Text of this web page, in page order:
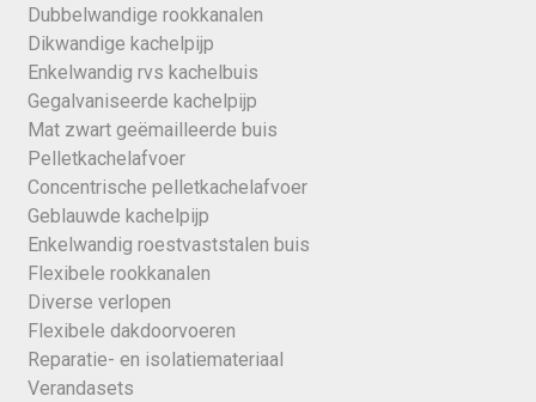
Dubbelwandige rookkanalen
Dikwandige kachelpijp
Enkelwandig rvs kachelbuis
Gegalvaniseerde kachelpijp
Mat zwart geëmailleerde buis
Pelletkachelafvoer
Concentrische pelletkachelafvoer
Geblauwde kachelpijp
Enkelwandig roestvaststalen buis
Flexibele rookkanalen
Diverse verlopen
Flexibele dakdoorvoeren
Reparatie- en isolatiemateriaal
Verandasets